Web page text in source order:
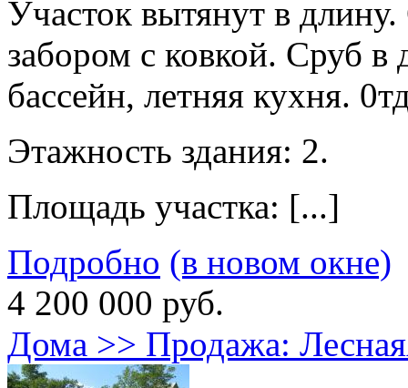
Участок вытянут в
забором с ковкой. Сруб
бассейн, летняя кухня.
Этажность здания: 2.
Площадь участка: [...]
Подробно (в новом окне)
4 200 000 руб.
Дома >> Продажа: